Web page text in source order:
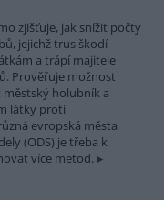
zjišťuje, jak snížit počty
jejichž trus škodí
a trápí majitele
Prověřuje možnost
městský holubník a
látky proti
evropská města
(ODS) je třeba k
více metod.